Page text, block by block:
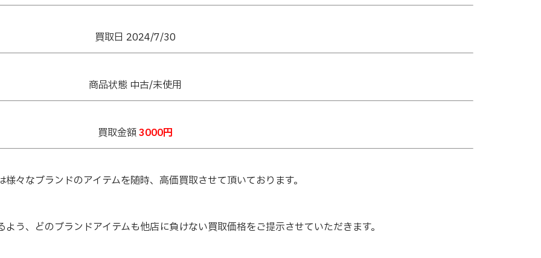
買取日 2024/7/30
商品状態 中古/未使用
買取金額3000円
様々なブランドのアイテムを随時、高価買取させて頂いております。
う、どのブランドアイテムも他店に負けない買取価格をご提示させていただきます。